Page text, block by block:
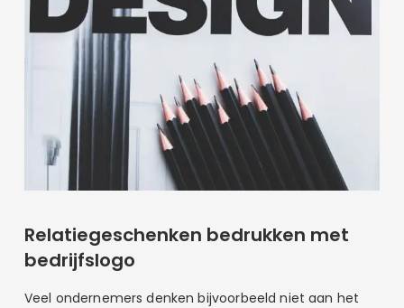
Relatiegeschenken bedrukken met
bedrijfslogo
Veel ondernemers denken bijvoorbeeld niet aan het